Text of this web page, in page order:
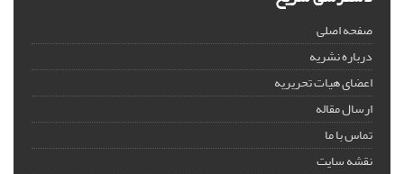
صفحه اصلی
درباره نشریه
اعضای هیات تحریریه
ارسال مقاله
تماس با ما
نقشه سایت